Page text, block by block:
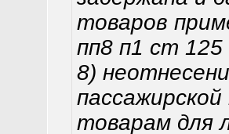
товаров
пп8 п1 ст 125
8)
товарам для